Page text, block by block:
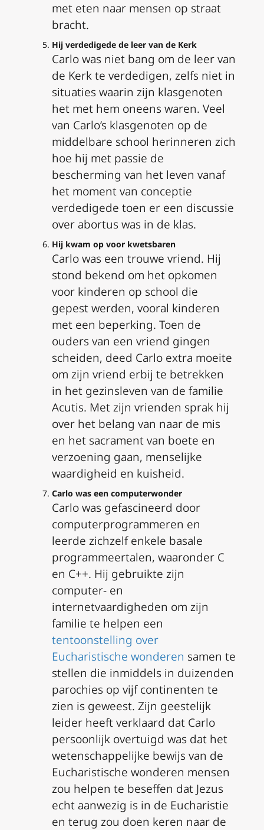
met eten naar mensen op straat
bracht.
Hij verdedigede de leer van de Kerk
Carlo was niet bang om de leer van
de Kerk te verdedigen, zelfs niet in
situaties waarin zijn klasgenoten
het met hem oneens waren. Veel
van Carlo’s klasgenoten op de
middelbare school herinneren zich
hoe hij met passie de
bescherming van het leven vanaf
het moment van conceptie
verdedigede toen er een discussie
over abortus was in de klas.
Hij kwam op voor kwetsbaren
Carlo was een trouwe vriend. Hij
stond bekend om het opkomen
voor kinderen op school die
gepest werden, vooral kinderen
met een beperking. Toen de
ouders van een vriend gingen
scheiden, deed Carlo extra moeite
om zijn vriend erbij te betrekken
in het gezinsleven van de familie
Acutis. Met zijn vrienden sprak hij
over het belang van naar de mis
en het sacrament van boete en
verzoening gaan, menselijke
waardigheid en kuisheid.
Carlo was een computerwonder
Carlo was gefascineerd door
computerprogrammeren en
leerde zichzelf enkele basale
programmeertalen, waaronder C
en C++. Hij gebruikte zijn
computer- en
internetvaardigheden om zijn
familie te helpen een
tentoonstelling over
Eucharistische wonderen samen te
stellen die inmiddels in duizenden
parochies op vijf continenten te
zien is geweest. Zijn geestelijk
leider heeft verklaard dat Carlo
persoonlijk overtuigd was dat het
wetenschappelijke bewijs van de
Eucharistische wonderen mensen
zou helpen te beseffen dat Jezus
echt aanwezig is in de Eucharistie
en terug zou doen keren naar de